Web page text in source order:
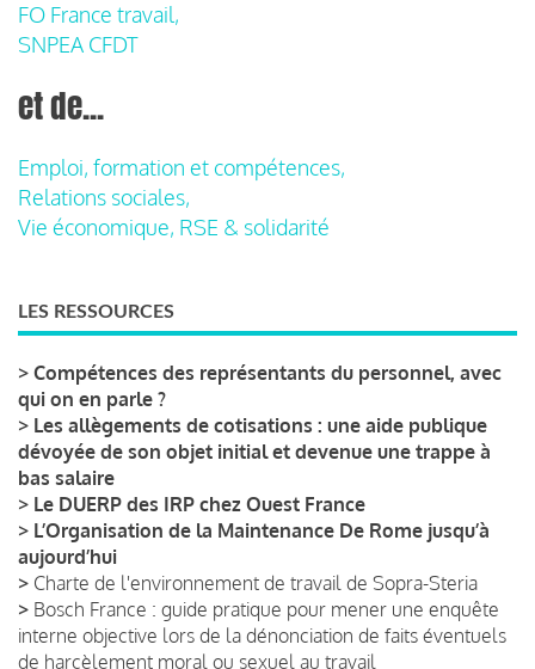
FO France travail,
SNPEA CFDT
et de...
Emploi, formation et compétences,
Relations sociales,
Vie économique, RSE & solidarité
LES RESSOURCES
> Compétences des représentants du personnel, avec
qui on en parle ?
> Les allègements de cotisations : une aide publique
dévoyée de son objet initial et devenue une trappe à
bas salaire
> Le DUERP des IRP chez Ouest France
> L’Organisation de la Maintenance De Rome jusqu’à
aujourd’hui
> Charte de l'environnement de travail de Sopra-Steria
> Bosch France : guide pratique pour mener une enquête
interne objective lors de la dénonciation de faits éventuels
de harcèlement moral ou sexuel au travail